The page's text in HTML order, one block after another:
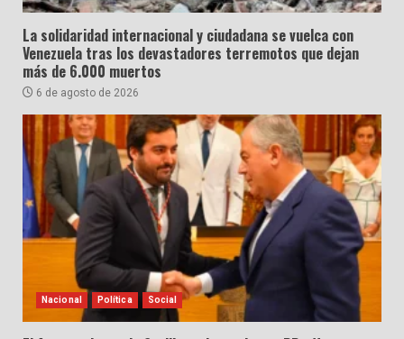
La solidaridad internacional y ciudadana se vuelca con
Venezuela tras los devastadores terremotos que dejan
más de 6.000 muertos
6 de agosto de 2026
Nacional Política Social